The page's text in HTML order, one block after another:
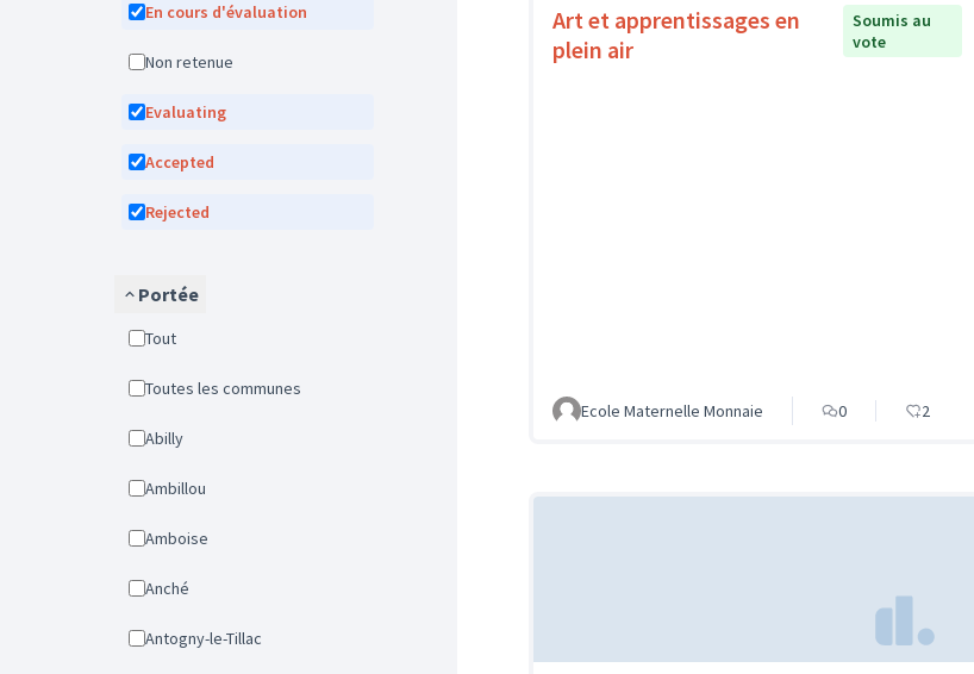
En cours d'évaluation
Non retenue
Evaluating
Accepted
Rejected
Portée
Tout
Toutes les communes
Abilly
Ambillou
Amboise
Anché
Antogny-le-Tillac
Art et apprentissages en
plein air
Soumis au
vote
Ecole Maternelle Monnaie 0 2